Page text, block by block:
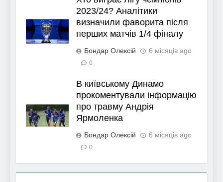
2023/24? Аналітики
визначили фаворита після
перших матчів 1/4 фіналу
Бондар Олексій 6 місяців ago
0
В київському Динамо
прокоментували інформацію
про травму Андрія
Ярмоленка
Бондар Олексій 6 місяців ago
0